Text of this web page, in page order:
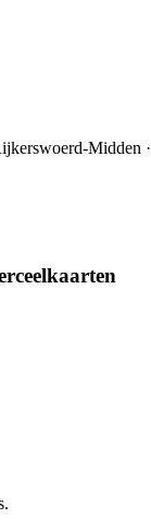
Midden ·